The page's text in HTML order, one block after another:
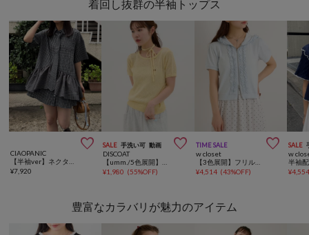
着回し抜群の半袖トップス

CIAOPANIC
【半袖ver】ネクタイ付きティアードチュニックシャツワンピース
¥7,920
SALE 手洗い可 動画 
DISCOAT
【umm./5色展開】プレート付チョーカー半袖プルオーバー
¥1,980 (55%OFF)
TIME SALE 
w closet
【3色展開】フリル半袖パーカー 夏服
¥4,514 (43%OFF)
SALE
w
¥
豊富なカラバリが魅力のアイテム